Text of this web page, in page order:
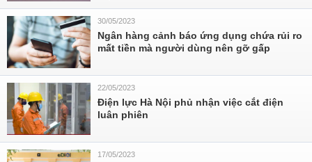
30/05/2023
Ngân hàng cảnh báo ứng dụng chứa rủi ro
mất tiền mà người dùng nên gỡ gấp
22/05/2023
Điện lực Hà Nội phủ nhận việc cắt điện
luân phiên
17/05/2023